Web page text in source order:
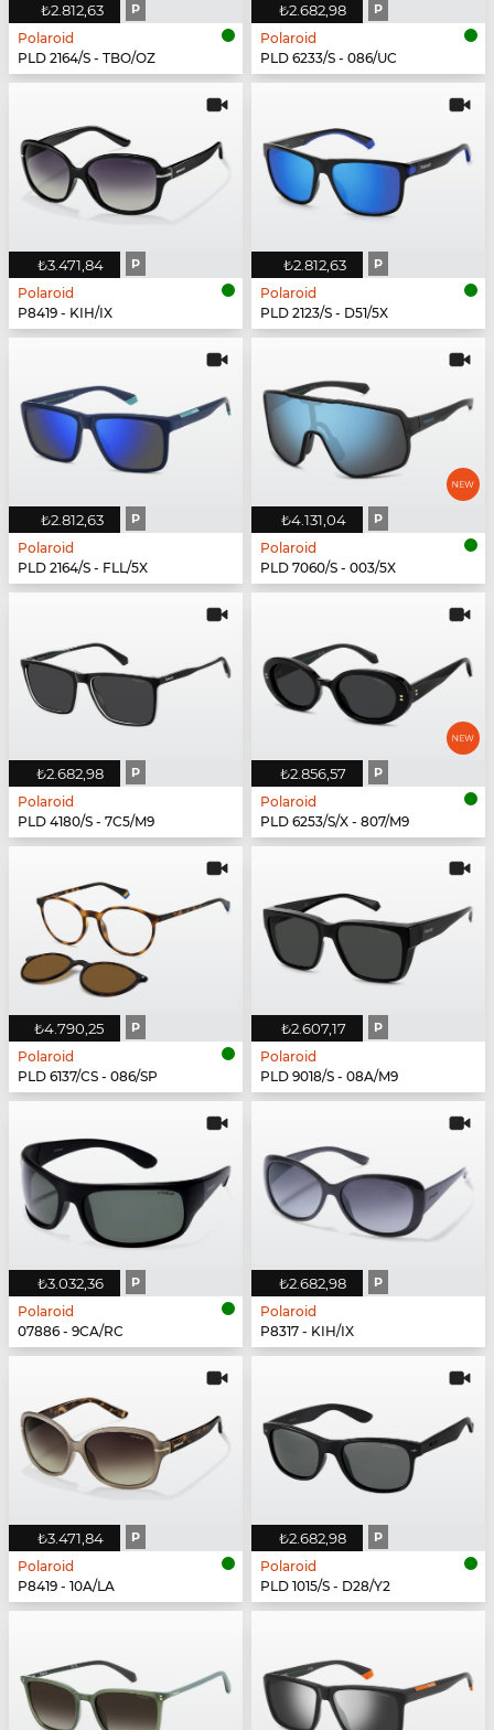
₺2.812,63 P
Polaroid
PLD 2164/S - TBO/OZ
₺2.682,98 P
Polaroid
PLD 6233/S - 086/UC
₺3.471,84 P
Polaroid
P8419 - KIH/IX
₺2.812,63 P
Polaroid
PLD 2123/S - D51/5X
₺2.812,63 P
Polaroid
PLD 2164/S - FLL/5X
₺4.131,04 P
Polaroid
PLD 7060/S - 003/5X
₺2.682,98 P
Polaroid
PLD 4180/S - 7C5/M9
₺2.856,57 P
Polaroid
PLD 6253/S/X - 807/M9
₺4.790,25 P
Polaroid
PLD 6137/CS - 086/SP
₺2.607,17 P
Polaroid
PLD 9018/S - 08A/M9
₺3.032,36 P
Polaroid
07886 - 9CA/RC
₺2.682,98 P
Polaroid
P8317 - KIH/IX
₺3.471,84 P
Polaroid
P8419 - 10A/LA
₺2.682,98 P
Polaroid
PLD 1015/S - D28/Y2